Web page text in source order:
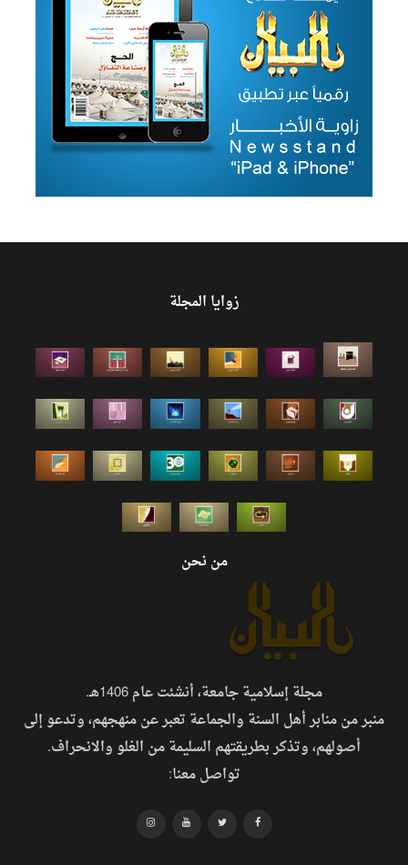
زوايا المجلة
من نحن
مجلة إسلامية جامعة، أنشئت عام 1406هـ.
منبر من منابر أهل السنة والجماعة تعبر عن منهجهم، وتدعو إلى
أصولهم، وتذكر بطريقتهم السليمة من الغلو والانحراف.
تواصل معنا: